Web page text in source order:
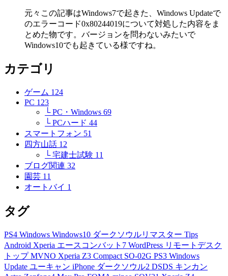
元々この記事はWindows7で起きた、Windows Updateで
のエラーコード0x80244019について対処した内容をま
とめた物です。バージョンを問わないみたいで
Windows10でも起きている様ですね。
カテゴリ
ゲーム 124
PC 123
└ PC・Windows 69
└ PCハード 44
スマートフォン 51
四方山話 12
└ 宅建士試験 11
ブログ関連 32
園芸 11
オートバイ 1
タグ
PS4 Windows Windows10 ダークソウルリマスター Tips
Android Xperia エースコンバット7 WordPress リモートデスク
トップMVNO Xperia Z3 Compact SO-02G PS3 Windows
Update ユーキャン iPhone ダークソウル2 DSDS キンカン